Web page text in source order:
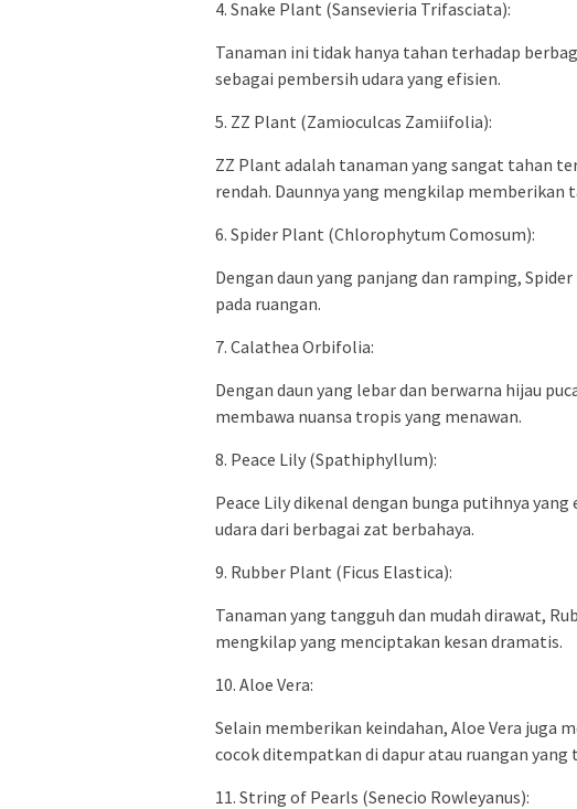
4. Snake Plant (Sansevieria Trifasciata):
Tanaman ini tidak hanya tahan terhadap
sebagai pembersih udara yang efisien.
5. ZZ Plant (Zamioculcas Zamiifolia):
ZZ Plant adalah tanaman yang sangat tahan
rendah. Daunnya yang mengkilap memberikan
6. Spider Plant (Chlorophytum Comosum):
Dengan daun yang panjang dan ramping,
pada ruangan.
7. Calathea Orbifolia:
Dengan daun yang lebar dan berwarna hijau
membawa nuansa tropis yang menawan.
8. Peace Lily (Spathiphyllum):
Peace Lily dikenal dengan bunga putihnya
udara dari berbagai zat berbahaya.
9. Rubber Plant (Ficus Elastica):
Tanaman yang tangguh dan mudah dirawat,
mengkilap yang menciptakan kesan dramatis.
10. Aloe Vera:
Selain memberikan keindahan, Aloe Vera juga
cocok ditempatkan di dapur atau ruangan
11. String of Pearls (Senecio Rowleyanus):